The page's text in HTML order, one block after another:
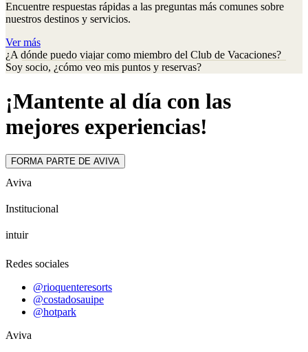
Encuentre respuestas rápidas a las preguntas más comunes sobre
nuestros destinos y servicios.
Ver más
¿A dónde puedo viajar como miembro del Club de Vacaciones?
Soy socio, ¿cómo veo mis puntos y reservas?
¡Mantente al día con las
mejores experiencias!
FORMA PARTE DE AVIVA
Aviva
Institucional
intuir
Redes sociales
@rioquenteresorts
@costadosauipe
@hotpark
Aviva